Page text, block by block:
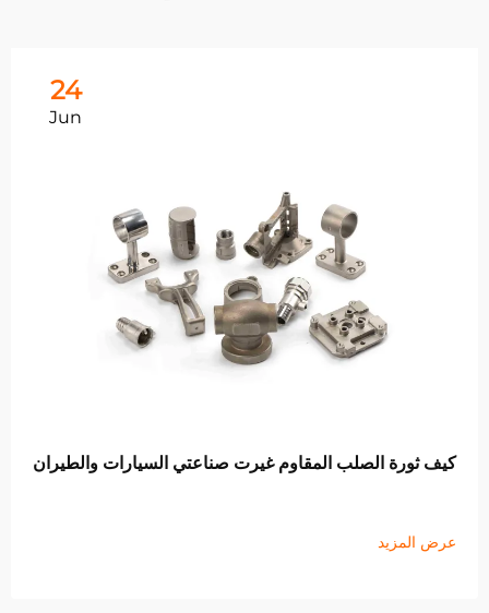
ثورة الصلب المقاوم غيرت صناعتي السيارات والطيران
المزيد